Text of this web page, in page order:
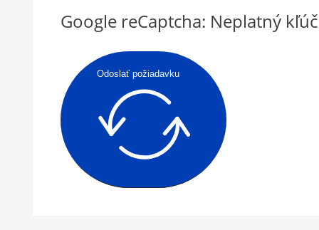
Google reCaptcha: Neplatný
Odoslať požiadavku